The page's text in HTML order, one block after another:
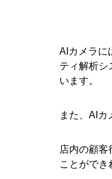
AIカメラに
ティ解析シ
います。
また、AIカ
店内の顧客
ことができ